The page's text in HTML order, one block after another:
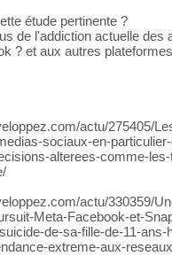
étude pertinente ?
de l'addiction actuelle des
? et aux autres
actu/275405/
sociaux-en-
alterees-comme-
actu/330359/
Meta-Facebook-et-
de-sa-fille-de-11-ans-
extreme-aux-